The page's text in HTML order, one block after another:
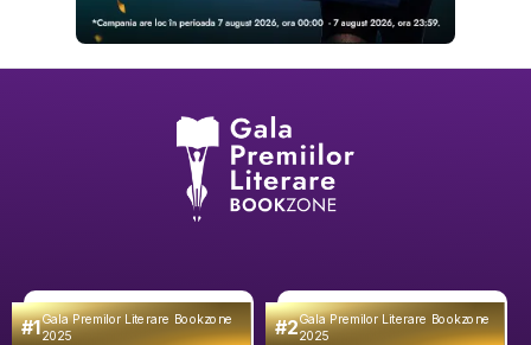
#1Gala Premilor Literare Bookzone
2025 #2Gala Premilor Literare Bookzone
2025